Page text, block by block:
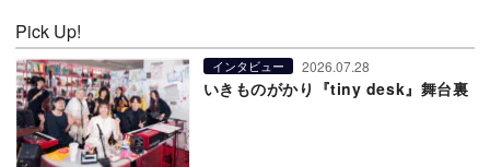
Pick Up!
インタビュー 2026.07.28
いきものがかり『tiny desk』舞台裏